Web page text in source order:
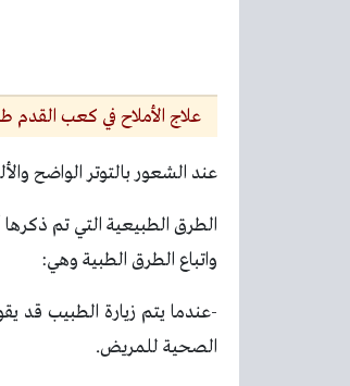
علاج الأملاح في كعب القدم
عند الشعور بالتوتر الواضح
الطرق الطبيعية التي تم
واتباع الطرق الطبية وهي:
-عندما يتم زيارة الطبيب
الصحية للمريض.